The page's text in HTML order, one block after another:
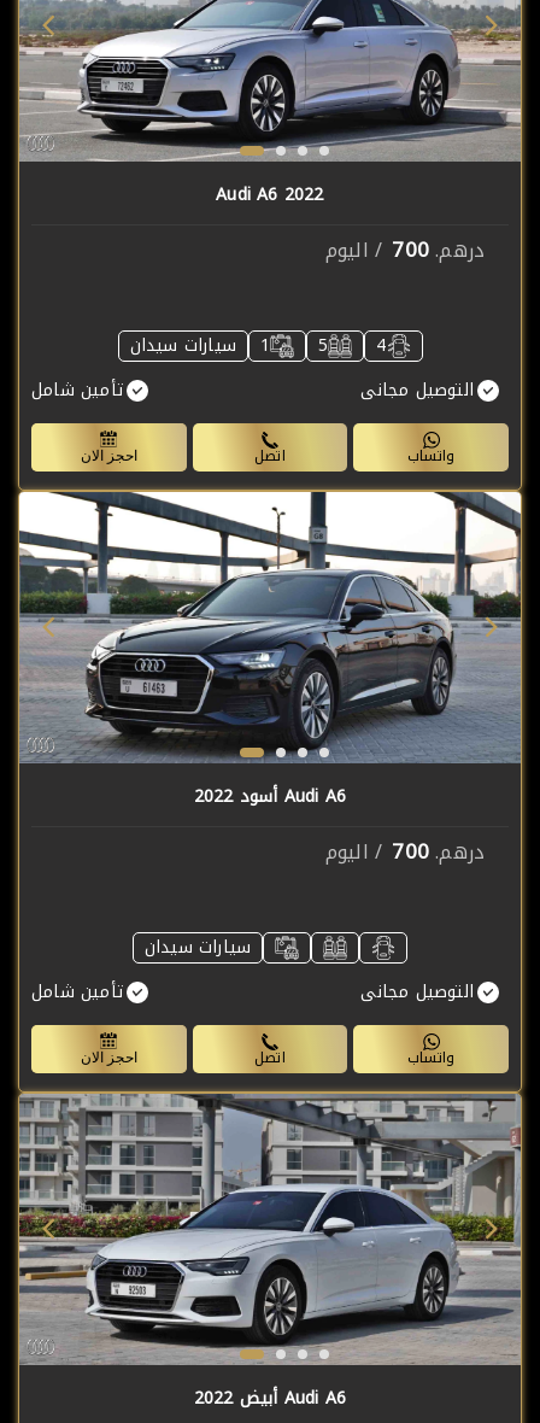
Audi A6 2022
درهم.700 / اليوم
4
5
1
سيارات سيدان
التوصيل مجانى
تأمين شامل
واتساب اتصل احجز الان
Audi A6 أسود 2022
درهم.700 / اليوم
سيارات سيدان
التوصيل مجانى
تأمين شامل
واتساب اتصل احجز الان
Audi A6 أبيض 2022